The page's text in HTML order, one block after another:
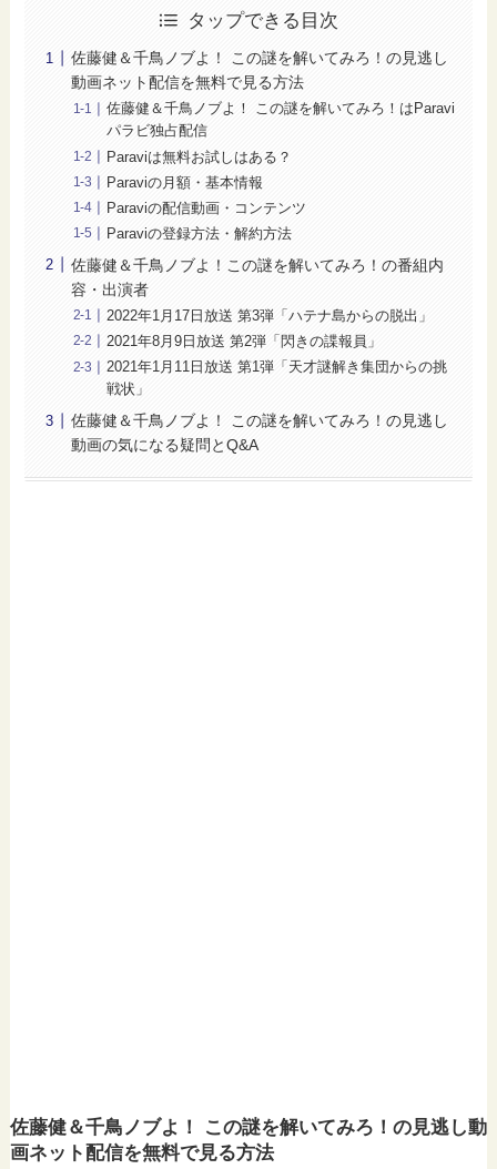
タップできる目次
佐藤健＆千鳥ノブよ！ この謎を解いてみろ！の見逃し
動画ネット配信を無料で見る方法
佐藤健＆千鳥ノブよ！ この謎を解いてみろ！はParavi
パラビ独占配信
Paraviは無料お試しはある？
Paraviの月額・基本情報
Paraviの配信動画・コンテンツ
Paraviの登録方法・解約方法
佐藤健＆千鳥ノブよ！この謎を解いてみろ！の番組内
容・出演者
2022年1月17日放送 第3弾「ハテナ島からの脱出」
2021年8月9日放送 第2弾「閃きの諜報員」
2021年1月11日放送 第1弾「天才謎解き集団からの挑
戦状」
佐藤健＆千鳥ノブよ！ この謎を解いてみろ！の見逃し
動画の気になる疑問とQ&A
佐藤健＆千鳥ノブよ！ この謎を解いてみろ！の見逃し動
画ネット配信を無料で見る方法